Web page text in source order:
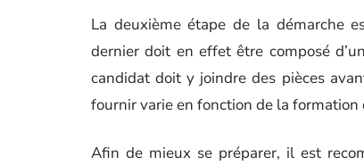
La deuxième étape de la démarche
dernier doit en effet être composé
candidat doit y joindre des pièces
fournir varie en fonction de la formation
Afin de mieux se préparer, il est